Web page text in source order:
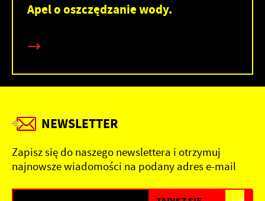
Apel o oszczędzanie wody.
NEWSLETTER
Zapisz się do naszego newslettera i otrzymuj
najnowsze wiadomości na podany adres e-mail